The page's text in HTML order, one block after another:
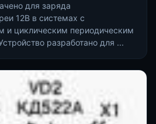
для заряда
12В в системах с
и циклическим периодическим
разработано для ...